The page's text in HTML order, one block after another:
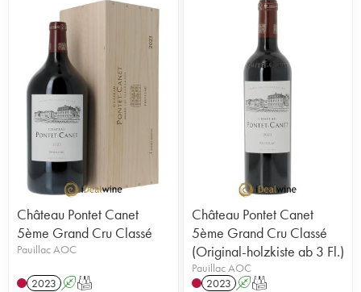
Château Pontet Canet
5ème Grand Cru Classé
Pauillac AOC
2023 AT
Château Pontet Canet
5ème Grand Cru Classé
(Original-holzkiste ab 3 Fl.)
Pauillac AOC
2023 AT